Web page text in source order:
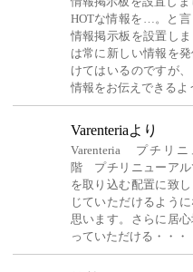
HOTな情報を…。と
情報掲示板を設置し
は常に新しい情報を
けてはいるのですが
情報をお伝えできるよ
Varenteriaより
Varenteria プチリニ
階 プチリニューアル
を取り込む配置に致
じていただけるよう
思います。さらに居
っていただける・・・